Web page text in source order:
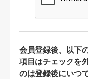
会員登録後、以下
項目はチェックを
のは登録後にいつ